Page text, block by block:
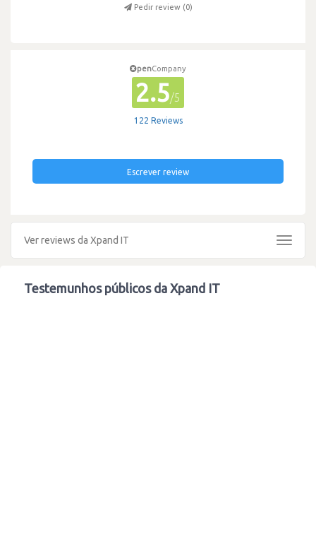
Pedir review (0)
penCompany
2.5/5
122 Reviews
Escrever review
Ver reviews da Xpand IT
Toggle
Testemunhos públicos da Xpand IT